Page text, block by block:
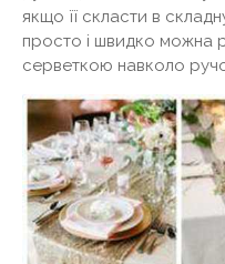
якщо її скласти в
просто і швидко можна
серветкою навколо